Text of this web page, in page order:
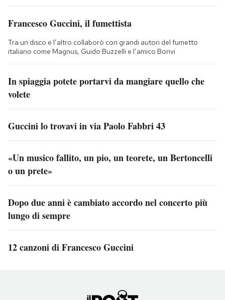
Francesco Guccini, il fumettista
Tra un disco e l’altro collaborò con grandi autori del fumetto
italiano come Magnus, Guido Buzzelli e l’amico Bonvi
In spiaggia potete portarvi da mangiare quello che
volete
Guccini lo trovavi in via Paolo Fabbri 43
«Un musico fallito, un pio, un teorete, un Bertoncelli
o un prete»
Dopo due anni è cambiato accordo nel concerto più
lungo di sempre
12 canzoni di Francesco Guccini